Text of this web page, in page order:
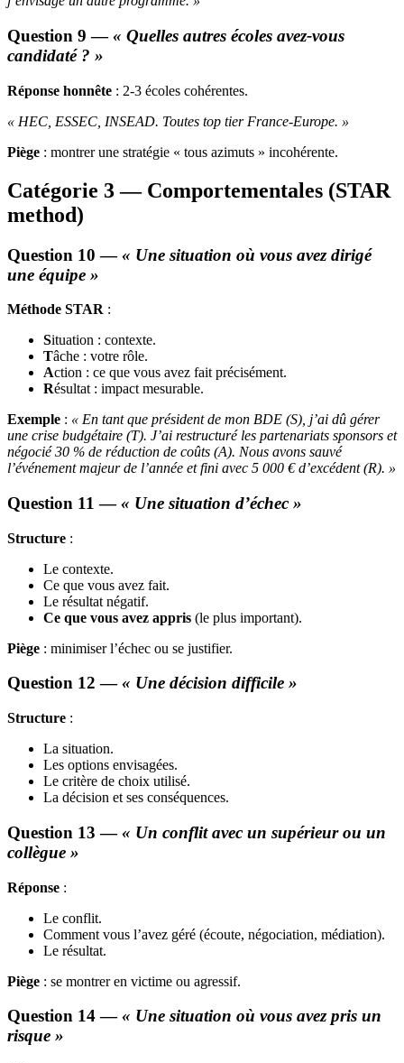
Question 9 —« Quelles autres écoles avez-vous
candidaté ? »
Réponse honnête : 2-3 écoles cohérentes.
« HEC, ESSEC, INSEAD. Toutes top tier France-Europe. »
Piège : montrer une stratégie « tous azimuts » incohérente.
Catégorie 3 — Comportementales (STAR
method)
Question 10 —« Une situation où vous avez dirigé
une équipe »
Méthode STAR :
Situation : contexte.
Tâche : votre rôle.
Action : ce que vous avez fait précisément.
Résultat : impact mesurable.
Exemple : « En tant que président de mon BDE (S), j’ai dû gérer
une crise budgétaire (T). J’ai restructuré les partenariats sponsors et
négocié 30 % de réduction de coûts (A). Nous avons sauvé
l’événement majeur de l’année et fini avec 5 000 € d’excédent (R). »
Question 11 —« Une situation d’échec »
Structure :
Le contexte.
Ce que vous avez fait.
Le résultat négatif.
Ce que vous avez appris (le plus important).
Piège : minimiser l’échec ou se justifier.
Question 12 —« Une décision difficile »
Structure :
La situation.
Les options envisagées.
Le critère de choix utilisé.
La décision et ses conséquences.
Question 13 —« Un conflit avec un supérieur ou un
collègue »
Réponse :
Le conflit.
Comment vous l’avez géré (écoute, négociation, médiation).
Le résultat.
Piège : se montrer en victime ou agressif.
Question 14 —« Une situation où vous avez pris un
risque »